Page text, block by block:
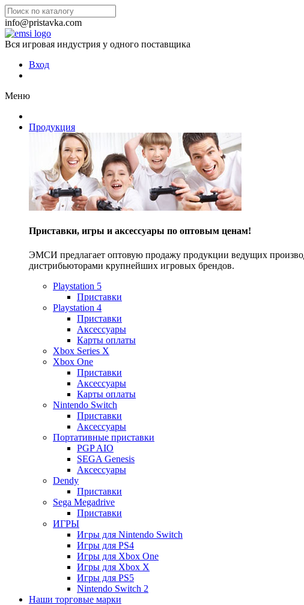
info@pristavka.com
Вся игровая индустрия у одного поставщика
Вход
Меню
Продукция
Приставки, игры и аксессуары по оптовым ценам!
ЭМСИ предлагает оптовую продажу продукции ведущих
дистрибьюторами крупнейших игровых брендов.
Playstation 5
Приставки
Playstation 4
Приставки
Аксессуары
Карты оплаты
Xbox Series X
Xbox One
Приставки
Аксессуары
Карты оплаты
Nintendo Switch
Приставки
Аксессуары
Портативные приставки
PGP AIO
SEGA Genesis
Аксессуары
Dendy
Приставки
Sega Megadrive
Приставки
ИГРЫ
Игры для Nintendo Switch
Игры для PS4
Игры для Xbox One
Игры для Xbox X
Игры для PS5
Nintendo Switch 2
Наши торговые марки